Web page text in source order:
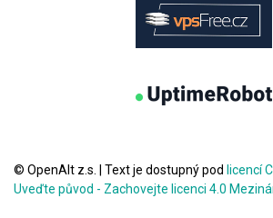
© OpenAlt z.s. Text je dostupný pod licencí
Uveďte původ - Zachovejte licenci 4.0